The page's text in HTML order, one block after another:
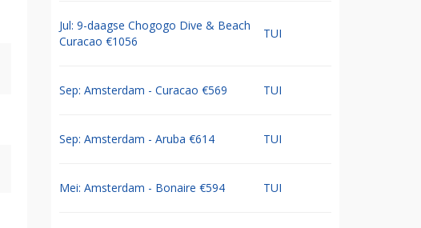
Jul: 9-daagse Chogogo Dive & Beach
Curacao €1056
TUI
Sep: Amsterdam - Curacao €569 TUI
Sep: Amsterdam - Aruba €614 TUI
Mei: Amsterdam - Bonaire €594 TUI